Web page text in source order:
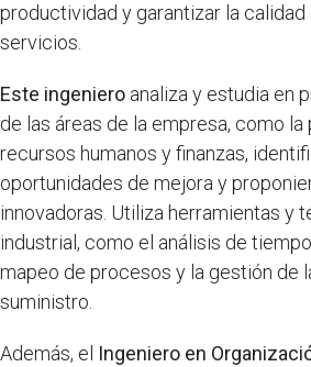
productividad y garantizar la
servicios.
Este ingeniero analiza y estudia en
de las áreas de la empresa, como
recursos humanos y finanzas,
oportunidades de mejora y
innovadoras. Utiliza herramientas y
industrial, como el análisis de
mapeo de procesos y la gestión de
suministro.
Además, el Ingeniero en